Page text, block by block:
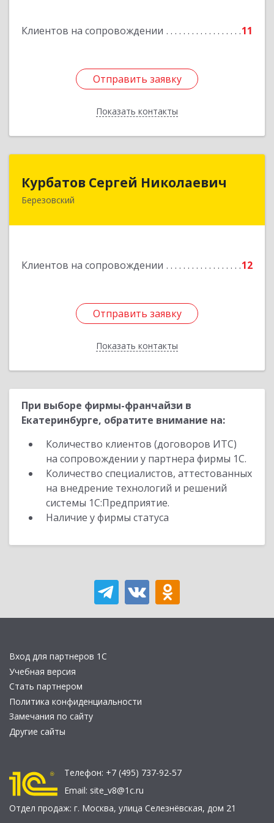
Клиентов на сопровождении 11
Отправить заявку
Показать контакты
Отправить заявку
Назад
Курбатов Сергей Николаевич
Березовский
Клиентов на сопровождении 12
Отправить заявку
Показать контакты
Курбатов Сергей Николаевич
Отправить заявку
Назад
При выборе фирмы-франчайзи в
Екатеринбурге, обратите внимание на:
Количество клиентов (договоров ИТС)
на сопровождении у партнера фирмы 1С.
Количество специалистов, аттестованных
на внедрение технологий и решений
системы 1С:Предприятие.
Наличие у фирмы статуса
Вход для партнеров 1С
Учебная версия
Стать партнером
Политика конфиденциальности
Замечания по сайту
Другие сайты
Телефон: +7 (495) 737-92-57
Email: site_v8@1c.ru
Отдел продаж: г. Москва, улица Селезнёвская, дом 21